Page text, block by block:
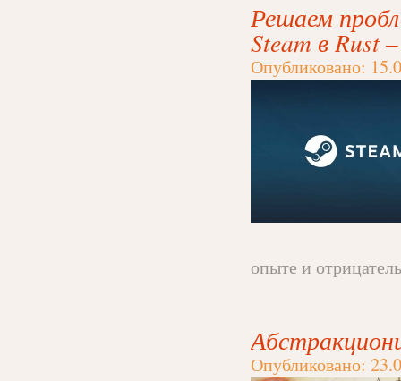
Решаем
Steam в Rust
Опубликовано:
опыте и
Опубликовано: